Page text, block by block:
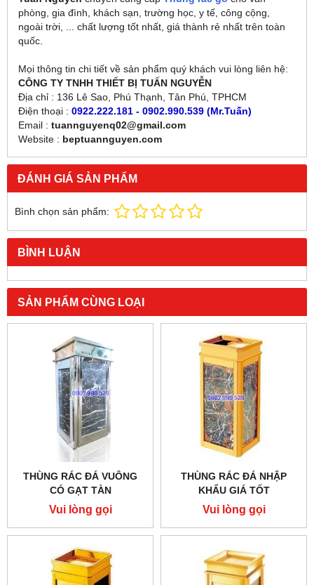
phòng, gia đình, khách sạn, trường học, y tế, công cộng,
ngoài trời, ... chất lượng tốt nhất, giá thành rẻ nhất trên toàn
quốc.
Mọi thông tin chi tiết về sản phẩm quý khách vui lòng liên hệ:
CÔNG TY TNHH THIẾT BỊ TUẤN NGUYỄN
Địa chỉ : 136 Lê Sao, Phú Thạnh, Tân Phú, TPHCM
Điện thoại : 0922.222.181 - 0902.990.539 (Mr.Tuấn)
Email : tuannguyenq02@gmail.com
Website : beptuannguyen.com
ĐÁNH GIÁ SẢN PHẨM
Bình chọn sản phẩm:
BÌNH LUẬN
SẢN PHẨM CÙNG LOẠI
THÙNG RÁC ĐÁ VUÔNG
CÓ GẠT TÀN
Vui lòng gọi
THÙNG RÁC ĐÁ NHẬP
KHẨU GIÁ TỐT
Vui lòng gọi